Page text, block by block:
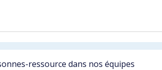
ressource dans nos équipes